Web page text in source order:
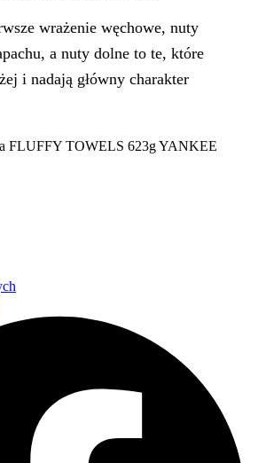
wrażenie węchowe, nuty
a nuty dolne to te, które
i nadają główny charakter
FLUFFY TOWELS 623g YANKEE